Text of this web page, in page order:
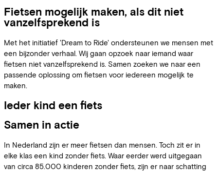
Fietsen mogelijk maken, als dit niet
vanzelfsprekend is
Met het initiatief 'Dream to Ride' ondersteunen we mensen met
een bijzonder verhaal. Wij gaan opzoek naar iemand waar
fietsen niet vanzelfsprekend is. Samen zoeken we naar een
passende oplossing om fietsen voor iedereen mogelijk te
maken.
Ieder kind een fiets
Samen in actie
In Nederland zijn er meer fietsen dan mensen. Toch zit er in
elke klas een kind zonder fiets. Waar eerder werd uitgegaan
van circa 85.000 kinderen zonder fiets, zijn er naar schatting